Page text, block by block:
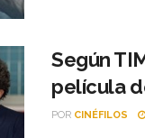
Según
película
POR CINÉFILOS